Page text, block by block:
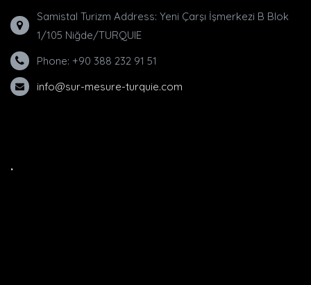
Samistal Turizm Address: Yeni Çarşı İşmerkezi B Blok
1/105 Niğde/TURQUIE
Phone: +90 388 232 91 51
info@sur-mesure-turquie.com
.